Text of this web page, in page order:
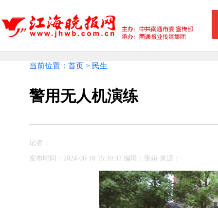
当前位置：首页 > 民生
警用无人机演练
记者：
发布时间：2024-06-18 15:39:33 编辑：张姮 来源：